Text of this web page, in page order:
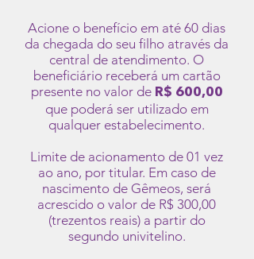
Acione o benefício em até 60 dias
da chegada do seu filho através da
central de atendimento. O
beneficiário receberá um cartão
presente no valor de R$ 600,00
que poderá ser utilizado em
qualquer estabelecimento.
Limite de acionamento de 01 vez
ao ano, por titular. Em caso de
nascimento de Gêmeos, será
acrescido o valor de R$ 300,00
(trezentos reais) a partir do
segundo univitelino.